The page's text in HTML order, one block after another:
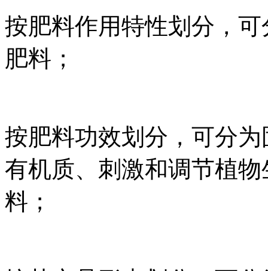
按肥料作用特性划分，
肥料；
按肥料功效划分，可分
有机质、刺激和调节植
料；